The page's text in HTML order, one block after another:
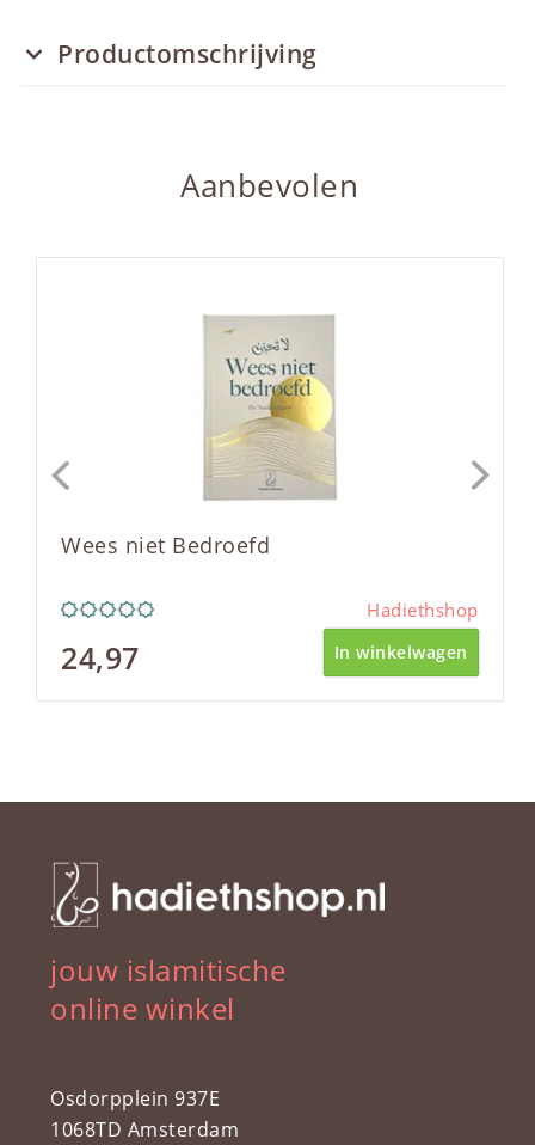
Productomschrijving
Aanbevolen
Wees niet Bedroefd
Hadiethshop
24,97 In winkelwagen
jouw islamitische
online winkel
Osdorpplein 937E
1068TD Amsterdam